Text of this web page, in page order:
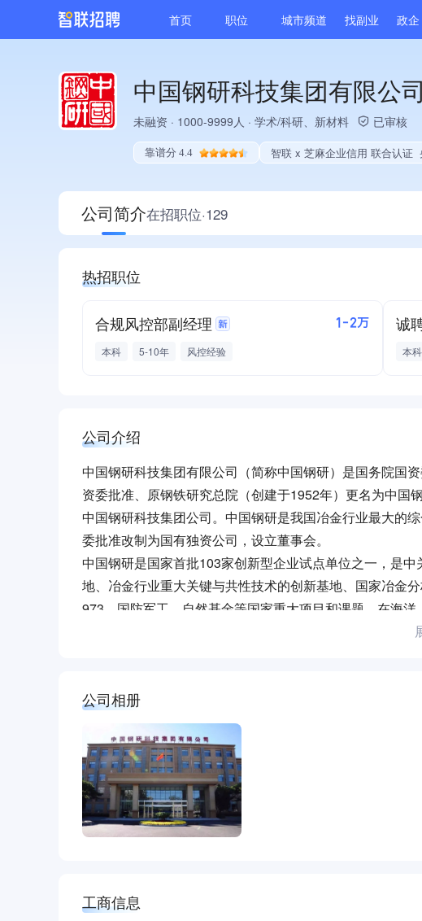
首页 职位 城市频道 找副业 政企
中国钢研科技集团有限公司
未融资 · 1000-9999人 · 学术/科研、新材料 已审核
靠谱分 4.4 智联 x 芝麻企业信用 联合认证
公司简介在招职位·129
热招职位
合规风控部副经理 1-2万
本科 5-10年 风控经验 本科
公司介绍
中国钢研科技集团有限公司（简称中国钢研）是国务院国
资委批准、原钢铁研究总院（创建于1952年）更名为中国
中国钢研科技集团公司。中国钢研是我国冶金行业最大的
委批准改制为国有独资公司，设立董事会。
中国钢研是国家首批103家创新型企业试点单位之一，是
地、冶金行业重大关键与共性技术的创新基地、国家冶金
973、国防军工、自然基金等国家重大项目和课题，在海
都展示了不凡的研发实力，做出了重要贡献，创造了无愧于
天！
公司相册
工商信息